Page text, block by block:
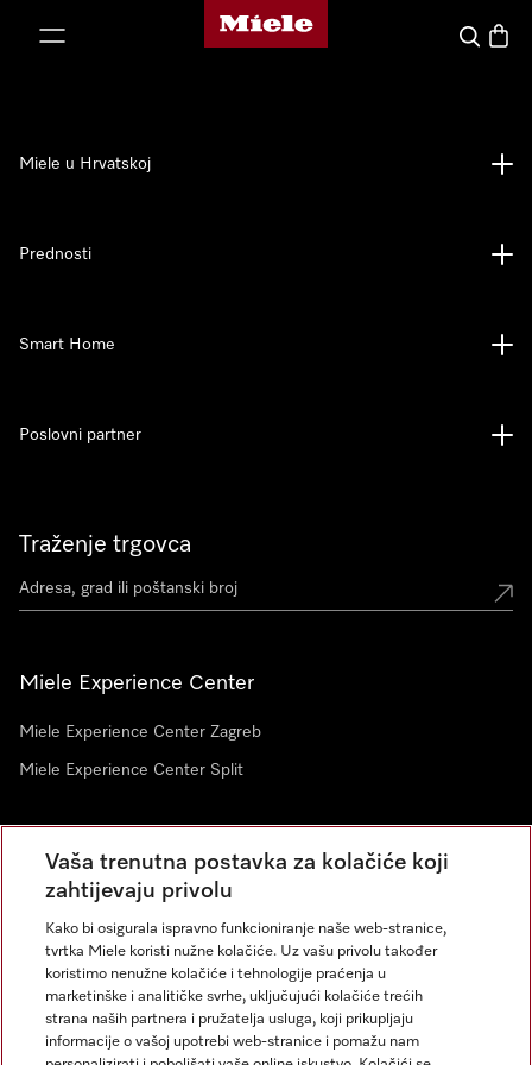
Miele početna stranica
Pretraga
Traženje trgovca
Miele Experience Center
Miele Experience Center Zagreb
Miele Experience Center Split
Newsletter
Miele u Hrvatskoj
Prednosti
Smart Home
Poslovni partner
Vaša trenutna postavka za kolačiće koji
zahtijevaju privolu
Kako bi osigurala ispravno funkcioniranje naše web-stranice,
tvrtka Miele koristi nužne kolačiće. Uz vašu privolu također
koristimo nenužne kolačiće i tehnologije praćenja u
marketinške i analitičke svrhe, uključujući kolačiće trećih
strana naših partnera i pružatelja usluga, koji prikupljaju
informacije o vašoj upotrebi web-stranice i pomažu nam